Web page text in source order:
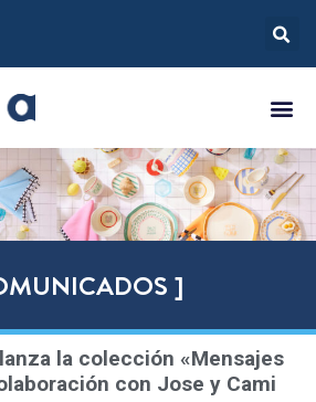
]
la colección «Mensajes
con Jose y Cami